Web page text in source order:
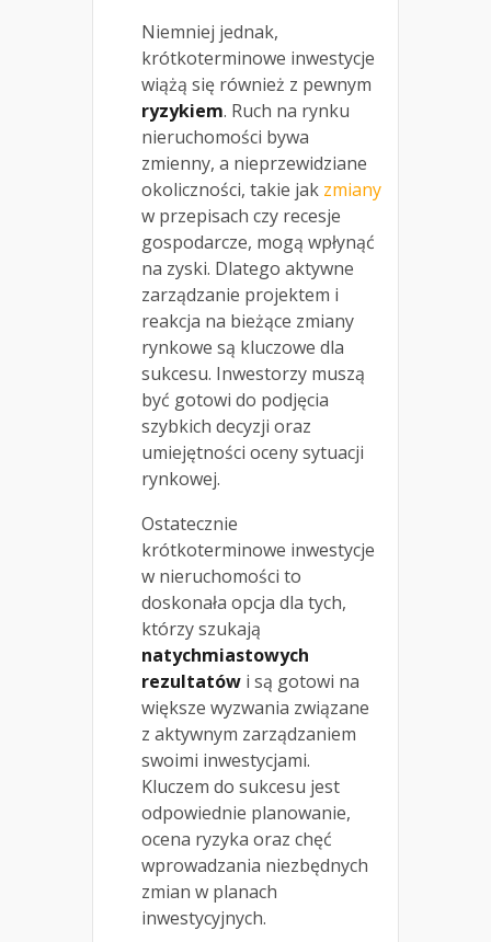
Niemniej jednak,
krótkoterminowe inwestycje
wiążą się również z pewnym
ryzykiem. Ruch na rynku
nieruchomości bywa
zmienny, a nieprzewidziane
okoliczności, takie jak zmiany
w przepisach czy recesje
gospodarcze, mogą wpłynąć
na zyski. Dlatego aktywne
zarządzanie projektem i
reakcja na bieżące zmiany
rynkowe są kluczowe dla
sukcesu. Inwestorzy muszą
być gotowi do podjęcia
szybkich decyzji oraz
umiejętności oceny sytuacji
rynkowej.
Ostatecznie
krótkoterminowe inwestycje
w nieruchomości to
doskonała opcja dla tych,
którzy szukają
natychmiastowych
rezultatów i są gotowi na
większe wyzwania związane
z aktywnym zarządzaniem
swoimi inwestycjami.
Kluczem do sukcesu jest
odpowiednie planowanie,
ocena ryzyka oraz chęć
wprowadzania niezbędnych
zmian w planach
inwestycyjnych.